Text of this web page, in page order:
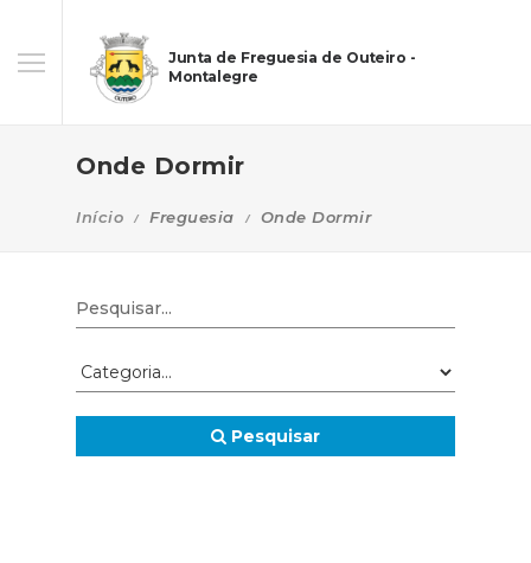
Junta de Freguesia de Outeiro -
Montalegre
Onde Dormir
Início Freguesia Onde Dormir
Pesquisar